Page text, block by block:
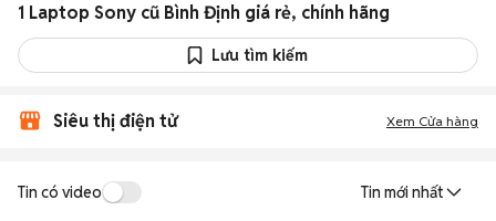
1 Laptop Sony cũ Bình Định giá rẻ, chính hãng
Lưu tìm kiếm
Siêu thị điện tử Xem Cửa hàng
Tin có video Tin mới nhất